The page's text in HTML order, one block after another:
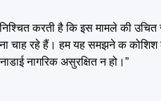
करती है कि इस मामले की
रहे हैं। हम यह समझने क कोशिश
नागरिक असुरक्षित न हो।”